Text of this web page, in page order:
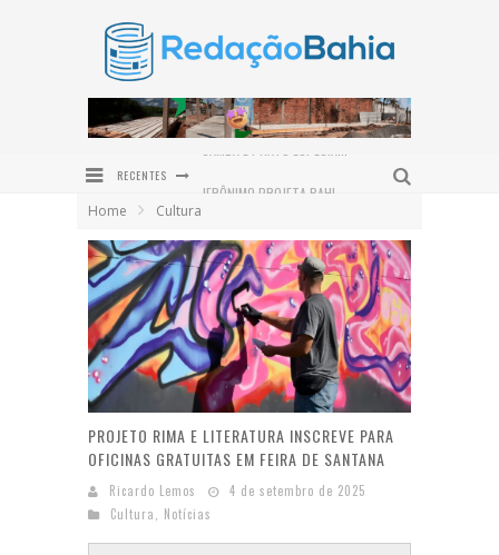
RECENTES
INSTITUTO QUINTAS FEMINISTAS CELEBRA CINCO ANOS DE ATUAÇÃO EM DEFESA DAS MULHERES NO BAIXO SUL
PREFEITURA DE VALENÇA PROMOVE GINCANA JUVENTUDE PRESENTE EM COMEMORAÇÃO AO DIA INTERNACIONAL DA JUVENTUDE
ENTRE O SERTÃO E O SONHO: ALFREDO GONÇALVES DE LIMA NETO LANÇA O ROMANCE DO OUTRO LADO DO SOL EM VALENÇA
SAMBA E PRATO ESPECIAL COM POLVO DÃO O TOM DO DIA DOS PAIS NO DOM LAMBÃO
Home Cultura
PROJETO RIMA E LITERATURA INSCREVE PARA
OFICINAS GRATUITAS EM FEIRA DE SANTANA
Ricardo Lemos
4 de setembro de 2025
Cultura
Notícias